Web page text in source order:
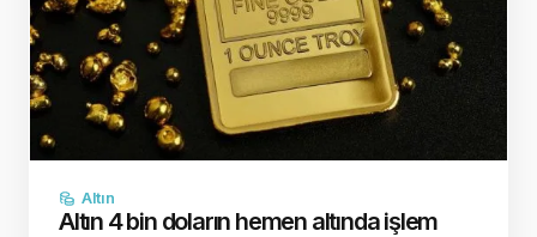
Altın
Altın 4 bin doların hemen altında işlem